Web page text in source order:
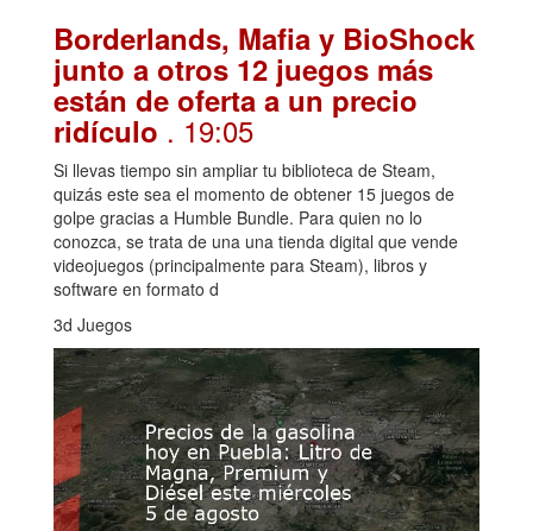
Borderlands, Mafia y BioShock
junto a otros 12 juegos más
están de oferta a un precio
ridículo . 19:05
Si llevas tiempo sin ampliar tu biblioteca de Steam,
quizás este sea el momento de obtener 15 juegos de
golpe gracias a Humble Bundle. Para quien no lo
conozca, se trata de una una tienda digital que vende
videojuegos (principalmente para Steam), libros y
software en formato d
3d Juegos